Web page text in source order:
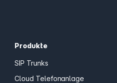
Produkte
SIP Trunks
Cloud Telefonanlage